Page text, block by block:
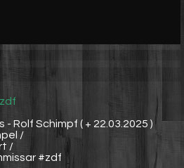
Rolf Schimpf ( + 22.03.2025 )
/
/
#zdf